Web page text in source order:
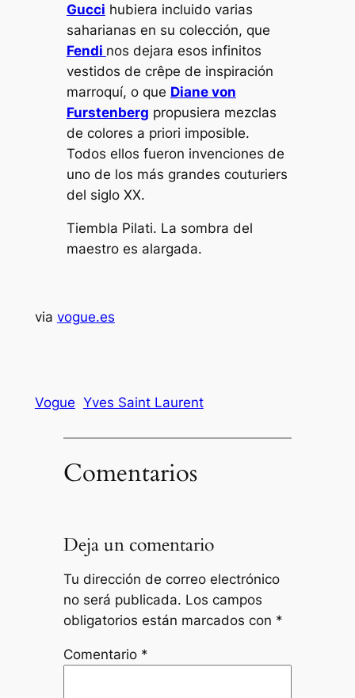
Gucci hubiera incluido varias
saharianas en su colección, que
Fendi nos dejara esos infinitos
vestidos de crêpe de inspiración
marroquí, o que Diane von
Furstenberg propusiera mezclas
de colores a priori imposible.
Todos ellos fueron invenciones de
uno de los más grandes couturiers
del siglo XX.
Tiembla Pilati. La sombra del
maestro es alargada.
via vogue.es
Vogue Yves Saint Laurent
Comentarios
Deja un comentario
Tu dirección de correo electrónico
no será publicada. Los campos
obligatorios están marcados con *
Comentario *